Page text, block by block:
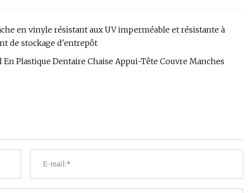
en vinyle résistant aux UV imperméable et résistante à
de stockage d'entrepôt
Plastique Dentaire Chaise Appui-Tête Couvre Manches